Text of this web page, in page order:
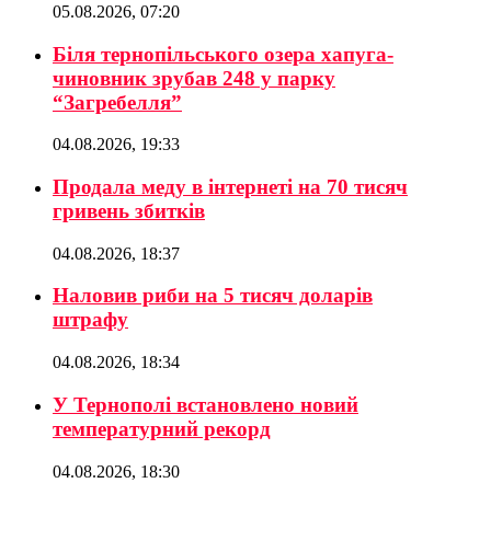
05.08.2026, 07:20
Біля тернопільського озера хапуга-
чиновник зрубав 248 у парку
“Загребелля”
04.08.2026, 19:33
Продала меду в інтернеті на 70 тисяч
гривень збитків
04.08.2026, 18:37
Наловив риби на 5 тисяч доларів
штрафу
04.08.2026, 18:34
У Тернополі встановлено новий
температурний рекорд
04.08.2026, 18:30